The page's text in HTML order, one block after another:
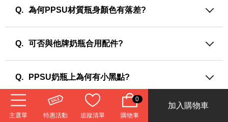
主選單 特惠活動 追蹤清單
0
購物車
加入購物車
綿旋轉奶瓶刷刷洗，不易刮傷奶瓶內層，更可延長使用期限；
汰舊換新!
若需將PPSU奶瓶隔水加熱，需請維持加熱水溫勿過高，因母乳
為何PPSU材質瓶身顏色有落差?
故會出現稍微色差-美國蘇威-偏褐色/德國巴斯夫-較透明 ，皆為
可否與他牌奶瓶合用配件?
家的產品可能會因為螺牙、接縫等不完全吻合而產生漏奶，甚
同一家品牌的組合，以避免有相關的爭議和造成您的使用困
擾。
PPSU奶瓶上為何有小黑點?
黑點不是其他材質，他也是PPSU原料之一 PPSU原料本身特
性，因為原料需要350℃高溫吹瓶製造的時候才會隨機出現，但
因製程原料流動狀態偶有較慢不均關係而產生”晶點”所致，該晶
PPSU奶瓶底部為何有紋路?